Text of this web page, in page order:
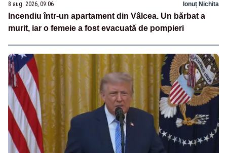
8 aug. 2026, 09:06 Ionuț Nichita
Incendiu într-un apartament din Vâlcea. Un bărbat a
murit, iar o femeie a fost evacuată de pompieri